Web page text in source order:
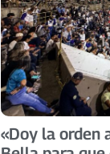
«Doy la orden